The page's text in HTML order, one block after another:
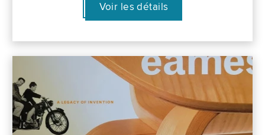
Voir les détails